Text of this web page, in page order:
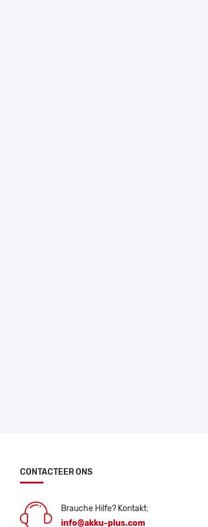
CONTACTEER ONS
Brauche Hilfe? Kontakt:
info@akku-plus.com